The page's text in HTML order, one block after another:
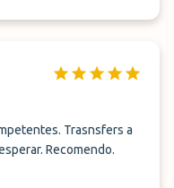
Trasnsfers a
Recomendo.